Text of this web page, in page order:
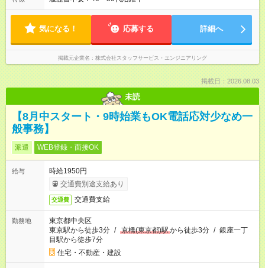
気になる！ 応募する 詳細へ
掲載元企業名 株式会社スタッフサービス・エンジニアリング
掲載日：2026.08.03
未読
【8月中スタート・9時始業もOK電話応対少なめ一
般事務】
派遣 WEB登録・面接OK
給与
時給1950円
交通費別途支給あり
交通費 交通費支給
勤務地
東京都中央区
東京駅から徒歩3分 / 京橋(東京都)駅から徒歩3分 / 銀座一丁
目駅から徒歩7分
住宅・不動産・建設